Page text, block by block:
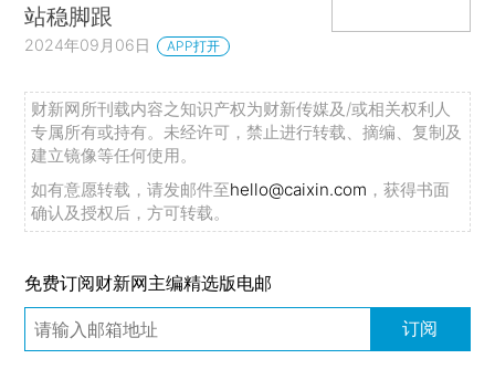
站稳脚跟
2024年09月06日 APP打开
财新网所刊载内容之知识产权为财新传媒及/或相关权利人
专属所有或持有。未经许可，禁止进行转载、摘编、复制及
建立镜像等任何使用。
如有意愿转载，请发邮件至hello@caixin.com ，获得书面
确认及授权后，方可转载。
免费订阅财新网主编精选版电邮
订阅